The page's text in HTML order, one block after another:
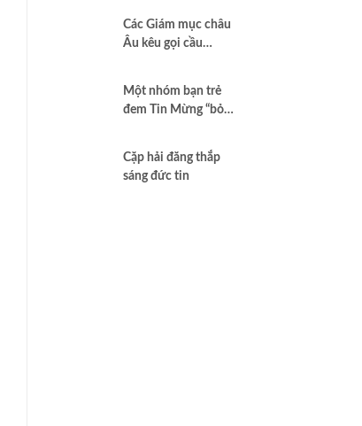
2025 | #15
Các Giám mục châu
Âu kêu gọi cầu
Một nhóm bạn trẻ
đem Tin Mừng “bỏ
Cặp hải đăng thắp
sáng đức tin